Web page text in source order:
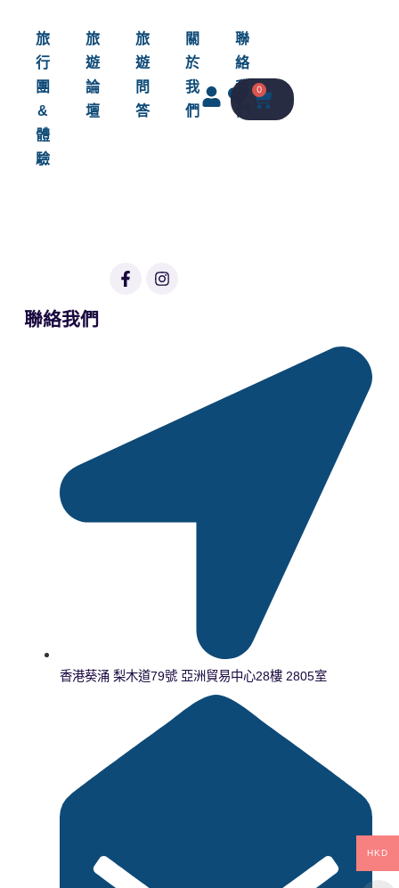
旅
行
團
&
體
驗
旅
遊
論
壇
旅
遊
問
答
關
於
我
們
聯
絡
我
們
0
聯絡我們
香港葵涌 梨木道79號 亞洲貿易中心28樓 2805室
HKD